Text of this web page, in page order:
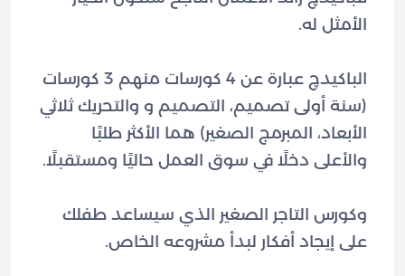
الباكيدچ عبارة عن 4 كورسات منهم 3 كورسات
(سنة أولى تصميم، التصميم و والتحريك ثلاثي
الأبعاد، المبرمج الصغير) هما الأكثر طلبًا
وكورس التاجر الصغير الذي سيساعد طفلك